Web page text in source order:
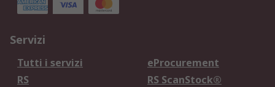
Servizi
Tutti i servizi
eProcurement
RS
RS ScanStock®